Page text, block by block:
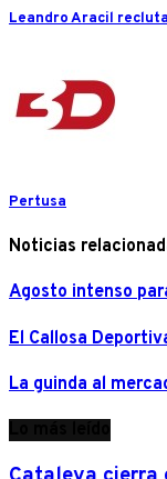
Leandro Aracil
Pertusa
Noticias
Agosto intenso
El Callosa
La guinda al